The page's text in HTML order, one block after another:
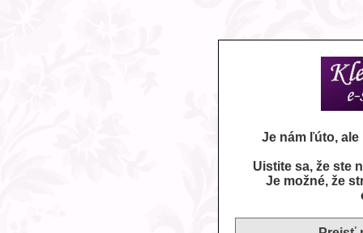
Je nám ľúto,
Uistite sa, že ste
Je možné, že